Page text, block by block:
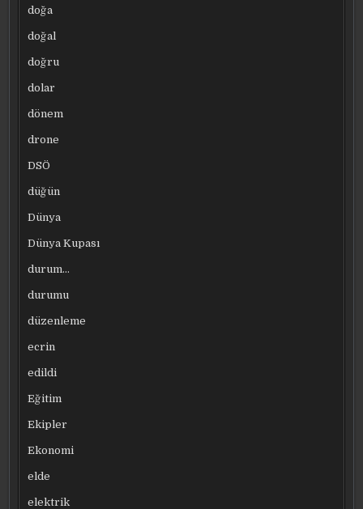
doğa
doğal
doğru
dolar
dönem
drone
DSÖ
düğün
Dünya
Dünya Kupası
durum…
durumu
düzenleme
ecrin
edildi
Eğitim
Ekipler
Ekonomi
elde
elektrik